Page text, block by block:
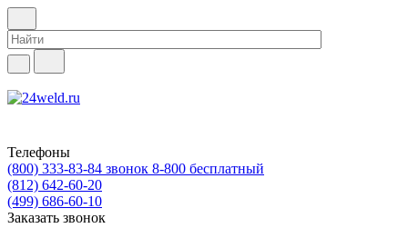
Телефоны
(800) 333-83-84 звонок 8-800 бесплатный
(812) 642-60-20
(499) 686-60-10
Заказать звонок